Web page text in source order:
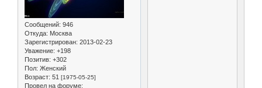
Сообщений: 946
Откуда: Москва
Зарегистрирован: 2013-02-23
Уважение: +198
Позитив: +302
Пол: Женский
Возраст: 51 [1975-05-25]
Провел на форуме: